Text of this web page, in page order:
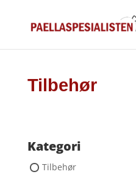
Tilbehør
Kategori
Tilbehør